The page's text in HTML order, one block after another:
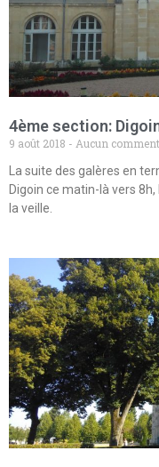
4ème section:
9 août 2018
Aucun
La suite des galères en
Digoin ce matin-là vers
la veille.